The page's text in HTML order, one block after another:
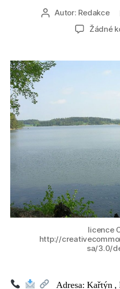
Autor
příspěvku
Autor: Redakce
Žádné
licence
http://
sa/3.0/
Adresa: Kařtýn ,